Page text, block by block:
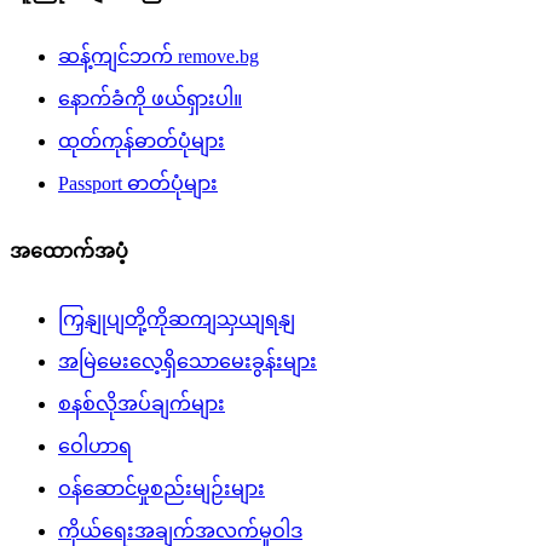
ဆန့်ကျင်ဘက် remove.bg
နောက်ခံကို ဖယ်ရှားပါ။
ထုတ်ကုန်ဓာတ်ပုံများ
Passport ဓာတ်ပုံများ
အထောက်အပံ့
ကြှနျုပျတို့ကိုဆကျသှယျရနျ
အမြဲမေးလေ့ရှိသောမေးခွန်းများ
စနစ်လိုအပ်ချက်များ
ဝေါဟာရ
ဝန်ဆောင်မှုစည်းမျဉ်းများ
ကိုယ်ရေးအချက်အလက်မူဝါဒ